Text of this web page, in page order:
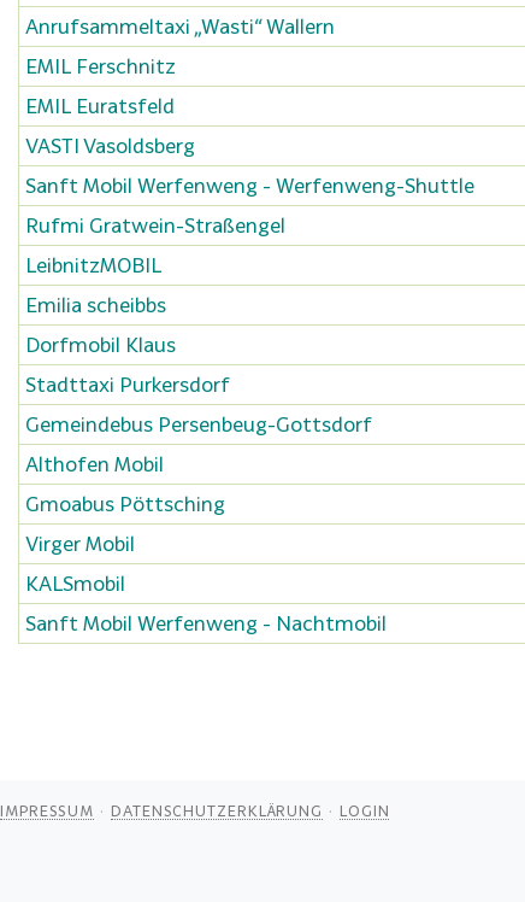
Anrufsammeltaxi „Wasti“ Wallern
EMIL Ferschnitz
EMIL Euratsfeld
VASTI Vasoldsberg
Sanft Mobil Werfenweng - Werfenweng-Shuttle
Rufmi Gratwein-Straßengel
LeibnitzMOBIL
Emilia scheibbs
Dorfmobil Klaus
Stadttaxi Purkersdorf
Gemeindebus Persenbeug-Gottsdorf
Althofen Mobil
Gmoabus Pöttsching
Virger Mobil
KALSmobil
Sanft Mobil Werfenweng - Nachtmobil
IMPRESSUM DATENSCHUTZERKLÄRUNG LOGIN